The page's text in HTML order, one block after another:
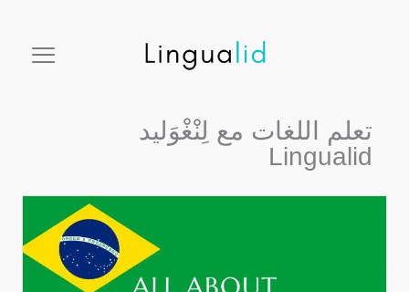
تعلم اللغات مع لِنْغْوَليد
Lingualid